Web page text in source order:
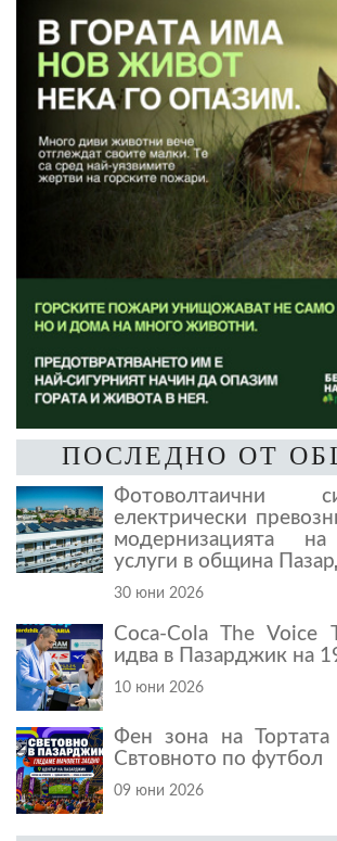
ПОСЛЕДНО ОТ
Фотоволтаични
електрически
модернизацията
услуги в община
30 юни 2026
Coca-Cola The Voice
идва в Пазарджик на
10 юни 2026
Фен зона на
Свтовното по футбол
09 юни 2026